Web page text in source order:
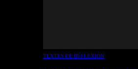
TEXTES DE RÉFLEXION